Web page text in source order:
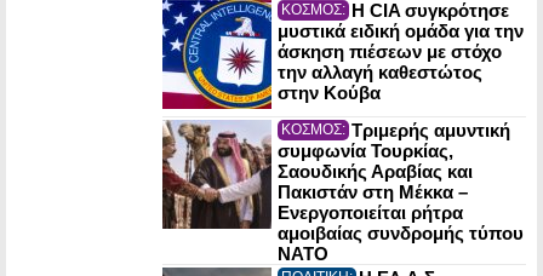
ΚΟΣΜΟΣ: Η CIA συγκρότησε
μυστικά ειδική ομάδα για την
άσκηση πιέσεων με στόχο
την αλλαγή καθεστώτος
στην Κούβα
ΚΟΣΜΟΣ: Τριμερής αμυντική
συμφωνία Τουρκίας,
Σαουδικής Αραβίας και
Πακιστάν στη Μέκκα –
Ενεργοποιείται ρήτρα
αμοιβαίας συνδρομής τύπου
NATO